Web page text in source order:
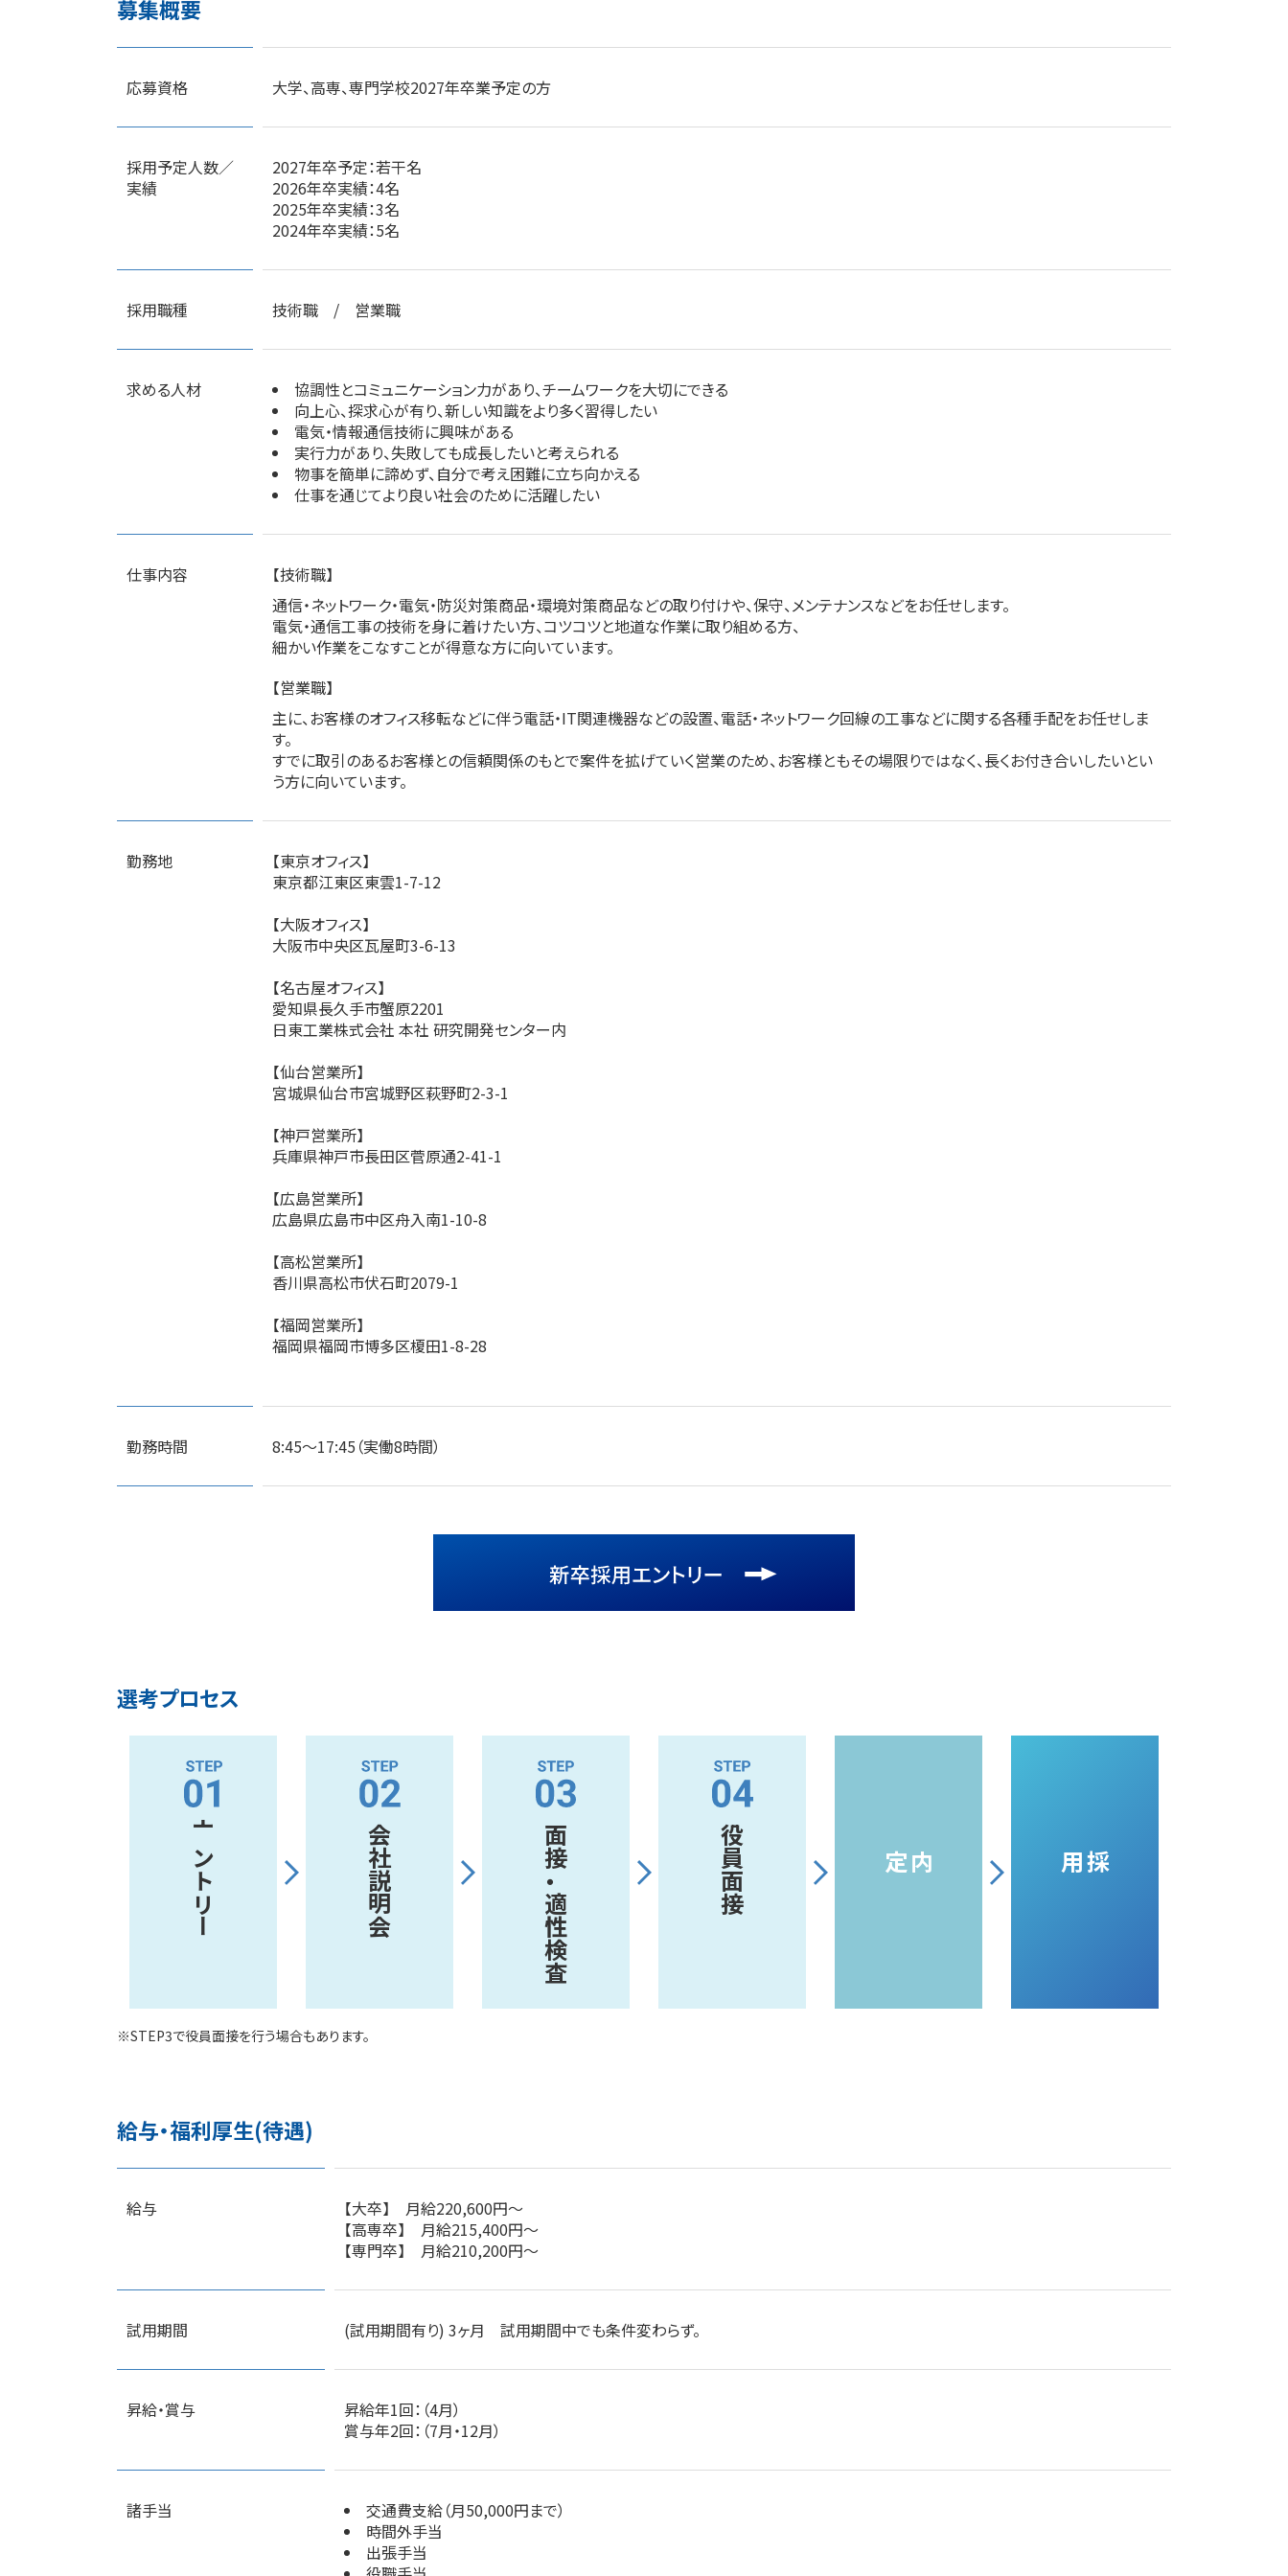
募集概要
応募資格 大学、高専、専門学校2027年卒業予定の方
採用予定人数／
実績
2027年卒予定：若干名
2026年卒実績：4名
2025年卒実績：3名
2024年卒実績：5名
採用職種 技術職 / 営業職
求める人材
協調性とコミュニケーション力があり、チームワークを大切にできる
向上心、探求心が有り、新しい知識をより多く習得したい
電気・情報通信技術に興味がある
実行力があり、失敗しても成長したいと考えられる
物事を簡単に諦めず、自分で考え困難に立ち向かえる
仕事を通じてより良い社会のために活躍したい
仕事内容
【技術職】
通信・ネットワーク・電気・防災対策商品・環境対策商品などの取り付けや、保守、メンテナンスなどをお任せします。
電気・通信工事の技術を身に着けたい方、コツコツと地道な作業に取り組める方、
細かい作業をこなすことが得意な方に向いています。
【営業職】
主に、お客様のオフィス移転などに伴う電話・IT関連機器などの設置、電話・ネットワーク回線の工事などに関する各種手配をお任せしま
す。
すでに取引のあるお客様との信頼関係のもとで案件を拡げていく営業のため、お客様ともその場限りではなく、長くお付き合いしたいとい
う方に向いています。
勤務地
【東京オフィス】
東京都江東区東雲1-7-12
【大阪オフィス】
大阪市中央区瓦屋町3-6-13
【名古屋オフィス】
愛知県長久手市蟹原2201
日東工業株式会社 本社 研究開発センター内
【仙台営業所】
宮城県仙台市宮城野区萩野町2-3-1
【神戸営業所】
兵庫県神戸市長田区菅原通2-41-1
【広島営業所】
広島県広島市中区舟入南1-10-8
【高松営業所】
香川県高松市伏石町2079-1
【福岡営業所】
福岡県福岡市博多区榎田1-8-28
勤務時間 8:45～17:45（実働8時間）
選考プロセス
エントリー 会社説明会 面接・適性検査 役員面接 内定 採用
※STEP3で役員面接を行う場合もあります。
給与・福利厚生(待遇)
給与
【大卒】 月給220,600円～
【高専卒】 月給215,400円～
【専門卒】 月給210,200円～
試用期間 (試用期間有り) 3ヶ月 試用期間中でも条件変わらず。
昇給・賞与
昇給年1回：（4月）
賞与年2回：（7月・12月）
諸手当
交通費支給（月50,000円まで）
時間外手当
出張手当